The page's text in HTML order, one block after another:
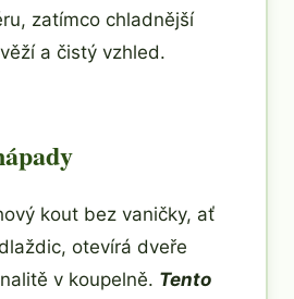
zatímco chladnější
a čistý vzhled.
kout bez vaničky, ať
otevírá dveře
v koupelně. Tento